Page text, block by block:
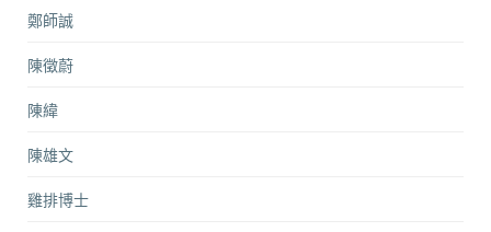
鄭師誠
陳徵蔚
陳緯
陳雄文
雞排博士